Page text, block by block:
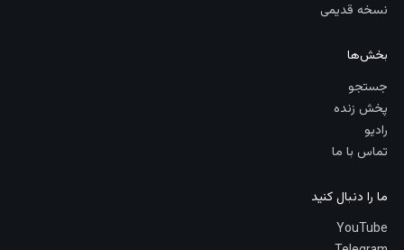
نسخه قدیمی
بخش‌ها
جستجو
پخش زنده
رادیو
تماس با ما
ما را دنبال کنید
YouTube